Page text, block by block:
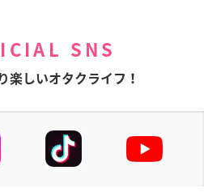
SNS
楽しいオタクライフ！